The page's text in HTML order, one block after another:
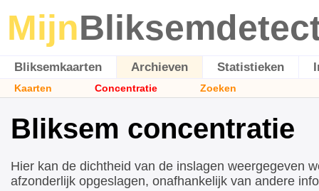
Mijn
Bliksemkaarten Archieven Statistieken
Kaarten Concentratie Zoeken
Bliksem concentratie
Hier kan de dichtheid van de inslagen weergegeven
afzonderlijk opgeslagen, onafhankelijk van andere